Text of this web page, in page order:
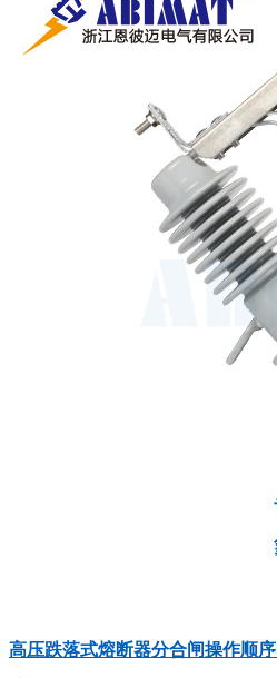
高压跌落式熔断器分合闸操作顺